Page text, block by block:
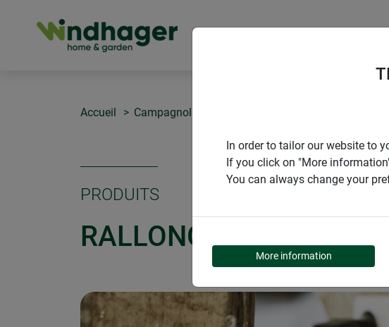
Accueil Campagnols & taupes
PRODUITS
RALLONGE
In order to tailor our website to
If you click on "More
You can always change your
More information